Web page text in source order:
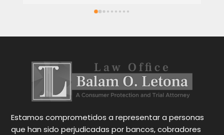
Estamos comprometidos a representar a personas
que han sido perjudicadas por bancos, cobradores